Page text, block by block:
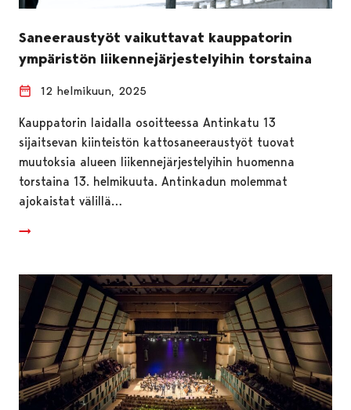
Saneeraustyöt vaikuttavat kauppatorin
ympäristön liikennejärjestelyihin torstaina
12 helmikuun, 2025
Kauppatorin laidalla osoitteessa Antinkatu 13
sijaitsevan kiinteistön kattosaneeraustyöt tuovat
muutoksia alueen liikennejärjestelyihin huomenna
torstaina 13. helmikuuta. Antinkadun molemmat
ajokaistat välillä…